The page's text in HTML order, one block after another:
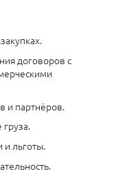
договоров с
и партнёров.
и льготы.